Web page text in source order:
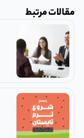
مقالات مرتبط